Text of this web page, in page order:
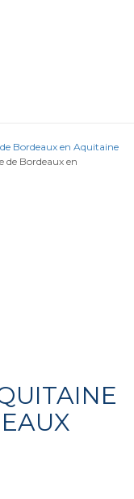
Bordeaux en Aquitaine
de Bordeaux en